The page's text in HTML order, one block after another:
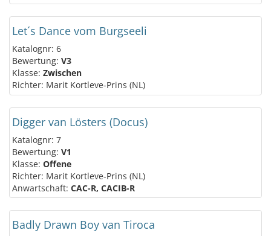
Let´s Dance vom Burgseeli
Katalognr: 6
Bewertung: V3
Klasse: Zwischen
Richter: Marit Kortleve-Prins (NL)
Digger van Lösters (Docus)
Katalognr: 7
Bewertung: V1
Klasse: Offene
Richter: Marit Kortleve-Prins (NL)
Anwartschaft: CAC-R, CACIB-R
Badly Drawn Boy van Tiroca